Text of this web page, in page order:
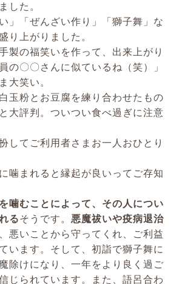
した。
」「ぜんざい作り」「獅子舞」な
り上がりました。
製の福笑いを作って、出来上がり
の〇〇さんに似ているね（笑）」
大笑い。
玉粉とお豆腐を練り合わせたもの
大評判。ついつい食べ過ぎに注意
してご利用者さまお一人おひとり
噛まれると縁起が良いってご存知
噛むことによって、その人につい
るそうです。 悪魔祓いや疫病退治
悪いことから守ってくれ、ご利益
います。そして、初詣で獅子舞に
除けになり、一年をより良く過ご
じられています。また、語呂合わ